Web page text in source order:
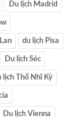
Du lịch Madrid
du lịch Pisa
Du lịch Séc
lịch Thổ Nhĩ Kỳ
Du lịch Vienna